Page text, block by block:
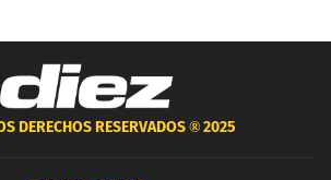
DERECHOS RESERVADOS ®2025